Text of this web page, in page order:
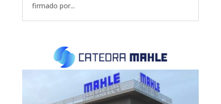
firmado por...